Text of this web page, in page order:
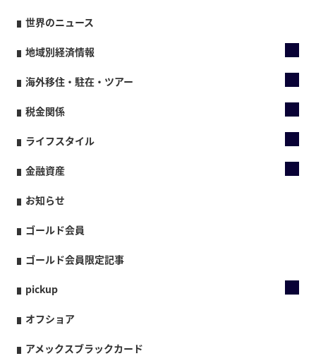
世界のニュース
地域別経済情報
海外移住・駐在・ツアー
税金関係
ライフスタイル
金融資産
お知らせ
ゴールド会員
ゴールド会員限定記事
pickup
オフショア
アメックスブラックカード